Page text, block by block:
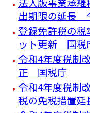
出期限の延長
登録免許税の
ット更新 国税
令和4年度税制
正 国税庁
令和4年度税制
税の免税措置